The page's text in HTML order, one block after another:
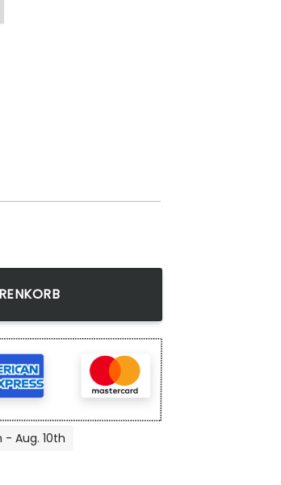
mit Keilrahmen, Kunstdruck auf Wandbild
Aug. 10th